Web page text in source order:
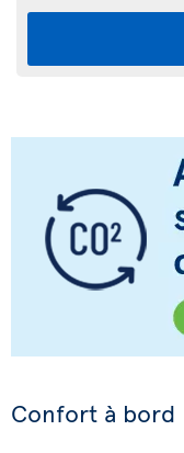
Confort à bord